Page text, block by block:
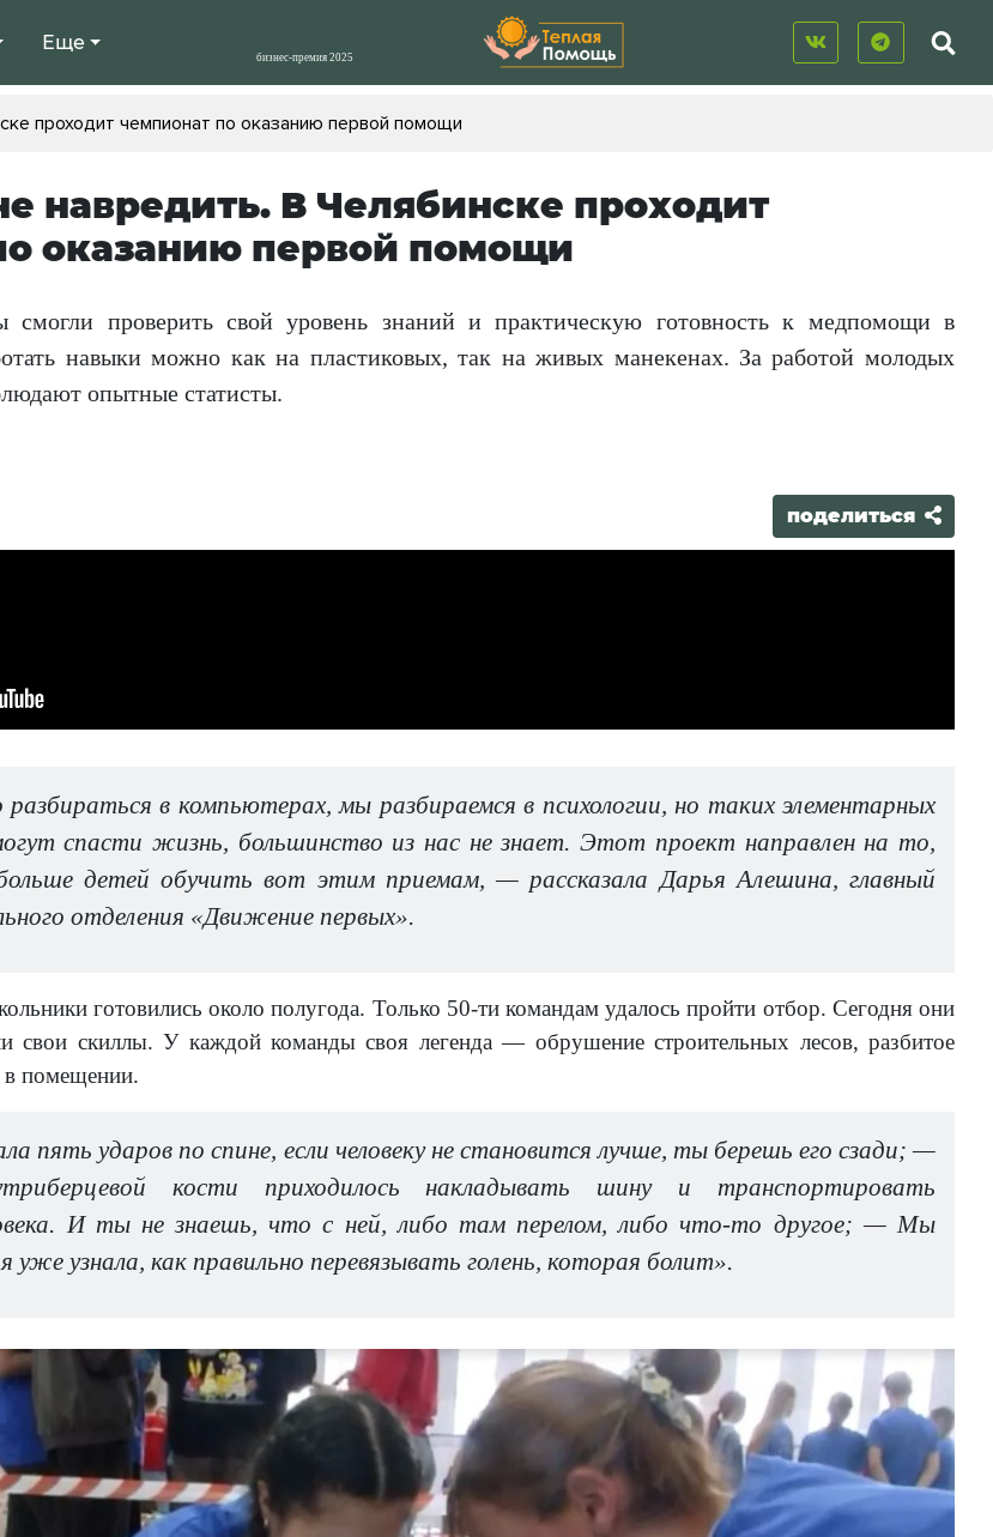
Еще
проходит чемпионат по оказанию первой помощи
навредить. В Челябинске проходит
оказанию первой помощи
смогли проверить свой уровень знаний и практическую готовность к медпомощи в
навыки можно как на пластиковых, так на живых манекенах. За работой молодых
опытные статисты.
поделиться
в компьютерах, мы разбираемся в психологии, но таких элементарных
спасти жизнь, большинство из нас не знает. Этот проект направлен на то,
детей обучить вот этим приемам, — рассказала Дарья Алешина, главный
отделения «Движение первых».
готовились около полугода. Только 50-ти командам удалось пройти отбор. Сегодня они
свои скиллы. У каждой команды своя легенда — обрушение строительных лесов, разбитое
в помещении.
пять ударов по спине, если человеку не становится лучше, ты берешь его сзади; —
кости приходилось накладывать шину и транспортировать
И ты не знаешь, что с ней, либо там перелом, либо что-то другое; — Мы
уже узнала, как правильно перевязывать голень, которая болит».